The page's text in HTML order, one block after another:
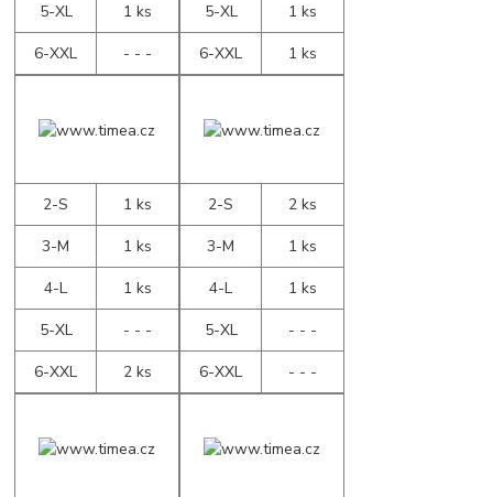
5-XL
1 ks
6-XXL
- - -
5-XL
1 ks
6-XXL
1 ks
2-S
1 ks
3-M
1 ks
4-L
1 ks
5-XL
- - -
6-XXL
2 ks
2-S
2 ks
3-M
1 ks
4-L
1 ks
5-XL
- - -
6-XXL
- - -